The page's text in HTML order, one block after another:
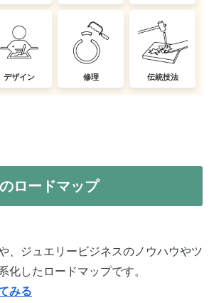
デザイン 修理 伝統技法
ロードマップ
、ジュエリービジネスのノウハウやツ
化したロードマップです。
みる